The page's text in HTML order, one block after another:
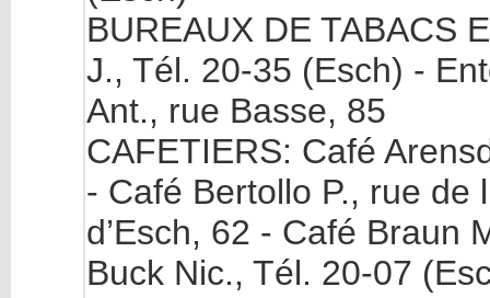
BUREAUX DE TABACS
J., Tél. 20-35 (Esch) -
Ant., rue Basse, 85
CAFETIERS: Café
- Café Bertollo P., rue de
d’Esch, 62 - Café Braun
Buck Nic., Tél. 20-07